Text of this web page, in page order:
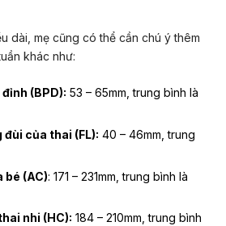
dài, mẹ cũng có thể cần chú ý thêm
khác như:
(BPD): 53 – 65mm, trung bình là
đùi của thai (FL): 40 – 46mm, trung
bé (AC): 171 – 231mm, trung bình là
nhi (HC): 184 – 210mm, trung bình